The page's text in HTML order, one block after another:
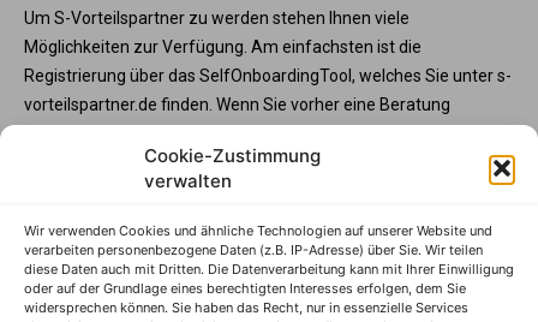
Cookie-Zustimmung
verwalten
Wir verwenden Cookies und ähnliche Technologien auf unserer Website und
verarbeiten personenbezogene Daten (z.B. IP-Adresse) über Sie. Wir teilen
diese Daten auch mit Dritten. Die Datenverarbeitung kann mit Ihrer Einwilligung
oder auf der Grundlage eines berechtigten Interesses erfolgen, dem Sie
widersprechen können. Sie haben das Recht, nur in essenzielle Services
Um S-Vorteilspartner zu werden stehen Ihnen viele
Möglichkeiten zur Verfügung. Am einfachsten ist die
Registrierung über das SelfOnboardingTool, welches Sie unter s-
vorteilspartner.de finden. Wenn Sie vorher eine Beratung
vorteilspartner.de oder Telefon +49 345 570295 3573 gerne zur
Verfügung. Und wenn Sie Ihre Programmteilnahme vorab mit
Ihren Sparkassenberater.
S-Vorteilspartner
Impressum